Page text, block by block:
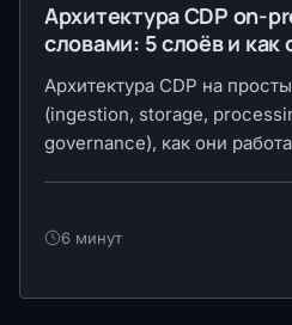
Архитектура CDP on-
словами: 5 слоёв и как
Архитектура CDP на
(ingestion, storage,
governance), как они
6 минут